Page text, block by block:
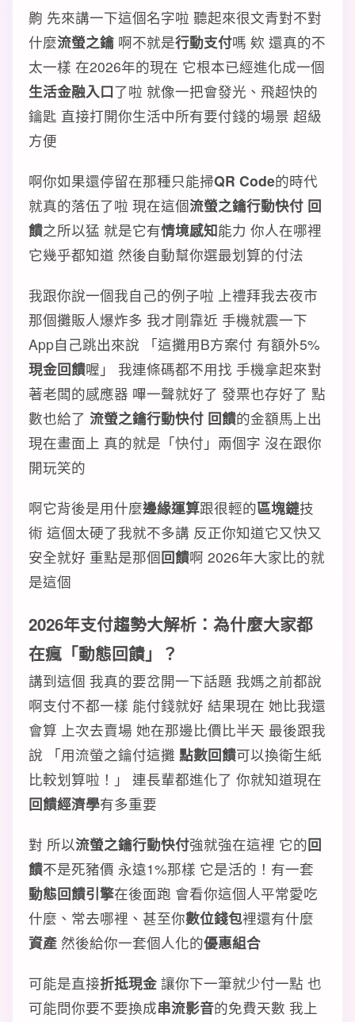
齁 先來講一下這個名字啦 聽起來很文青對不對
什麼流螢之鑰 啊不就是行動支付嗎 欸 還真的不
太一樣 在2026年的現在 它根本已經進化成一個
生活金融入口了啦 就像一把會發光、飛超快的
鑰匙 直接打開你生活中所有要付錢的場景 超級
方便
啊你如果還停留在那種只能掃QR Code的時代
就真的落伍了啦 現在這個流螢之鑰行動快付 回
饋之所以猛 就是它有情境感知能力 你人在哪裡
它幾乎都知道 然後自動幫你選最划算的付法
我跟你說一個我自己的例子啦 上禮拜我去夜市
那個攤販人爆炸多 我才剛靠近 手機就震一下
App自己跳出來說 「這攤用B方案付 有額外5%
現金回饋喔」 我連條碼都不用找 手機拿起來對
著老闆的感應器 嗶一聲就好了 發票也存好了 點
數也給了 流螢之鑰行動快付 回饋的金額馬上出
現在畫面上 真的就是「快付」兩個字 沒在跟你
開玩笑的
啊它背後是用什麼邊緣運算跟很輕的區塊鏈技
術 這個太硬了我就不多講 反正你知道它又快又
安全就好 重點是那個回饋啊 2026年大家比的就
是這個
2026年支付趨勢大解析：為什麼大家都
在瘋「動態回饋」？
講到這個 我真的要岔開一下話題 我媽之前都說
啊支付不都一樣 能付錢就好 結果現在 她比我還
會算 上次去賣場 她在那邊比價比半天 最後跟我
說 「用流螢之鑰付這攤 點數回饋可以換衛生紙
比較划算啦！」 連長輩都進化了 你就知道現在
回饋經濟學有多重要
對 所以流螢之鑰行動快付強就強在這裡 它的回
饋不是死豬價 永遠1%那樣 它是活的！有一套
動態回饋引擎在後面跑 會看你這個人平常愛吃
什麼、常去哪裡、甚至你數位錢包裡還有什麼
資產 然後給你一套個人化的優惠組合
可能是直接折抵現金 讓你下一筆就少付一點 也
可能問你要不要換成串流影音的免費天數 我上